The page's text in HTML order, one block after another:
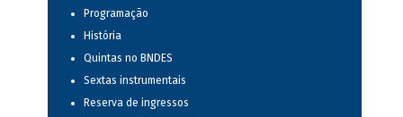
Programação
História
Quintas no BNDES
Sextas instrumentais
Reserva de ingressos